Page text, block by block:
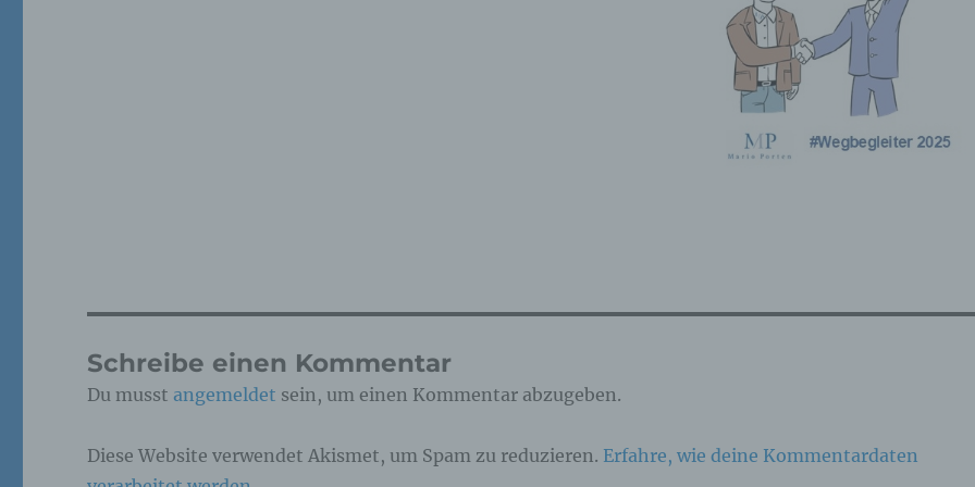
Schreibe einen Kommentar
Du musst angemeldet sein, um einen Kommentar abzugeben.
Diese Website verwendet Akismet, um Spam zu reduzieren. Erfahre, wie deine Kommentardaten
ausgeführte Vorgang oder jede solche Vorgangsreihe im
Zusammenhang mit personenbezogenen Daten wie das Erheben,
Erfassen, die Organisation, das Ordnen, die Speicherung, die
Anpassung oder Veränderung, das Auslesen, das Abfragen, die
Verwendung, die Offenlegung durch Übermittlung, Verbreitung oder
eine andere Form der Bereitstellung, den Abgleich oder die
Verknüpfung, die Einschränkung, das Löschen oder die
personenbezogenen Daten verwendet werden, um bestimmte